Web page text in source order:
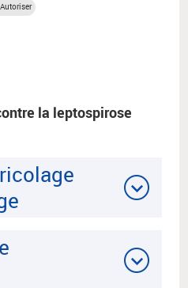
Autoriser
la leptospirose